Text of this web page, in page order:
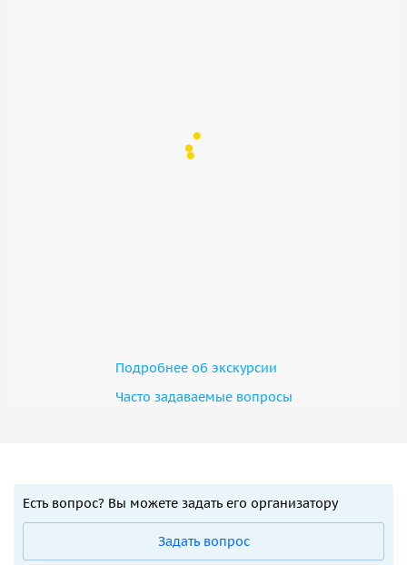
Подробнее об экскурсии
Часто задаваемые вопросы
Есть вопрос? Вы можете задать его организатору
Задать вопрос